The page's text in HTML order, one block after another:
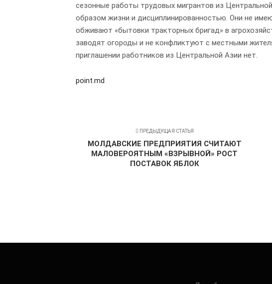
сезонные работы трудовых мигрантов из
образом жизни и дисциплинированностью. Они не
обживают «бытовки тракторных бригад» в
заводят огороды и не конфликтуют с местными
приглашении работников из Центральной Азии нет.
point.md
ПРЕДЫДУЩАЯ СТАТЬЯ
МОЛДАВСКИЕ ПРЕДПРИЯТИЯ СЧИТАЮТ
МАЛОВЕРОЯТНЫМ «ВЗРЫВНОЙ» РОСТ
ПОСТАВОК ЯБЛОК